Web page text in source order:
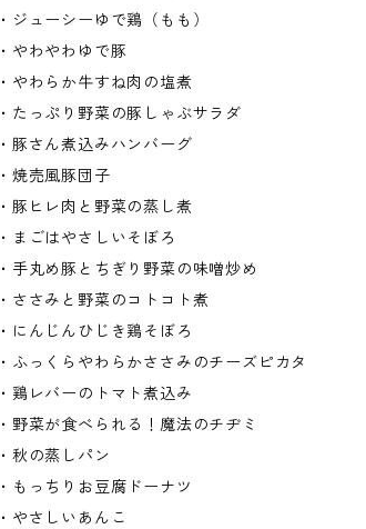
・ジューシーゆで鶏（もも）
・やわやわゆで豚
・やわらか牛すね肉の塩煮
・たっぷり野菜の豚しゃぶサラダ
・豚さん煮込みハンバーグ
・焼売風豚団子
・豚ヒレ肉と野菜の蒸し煮
・まごはやさしいそぼろ
・手丸め豚とちぎり野菜の味噌炒め
・ささみと野菜のコトコト煮
・にんじんひじき鶏そぼろ
・ふっくらやわらかささみのチーズピカタ
・鶏レバーのトマト煮込み
・野菜が食べられる！魔法のチヂミ
・秋の蒸しパン
・もっちりお豆腐ドーナツ
・やさしいあんこ